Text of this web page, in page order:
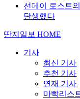
선데이 로스트
탄생했다
딴지일보 HOME
기사
최신 기사
추천 기사
연재 기사
마빡리스